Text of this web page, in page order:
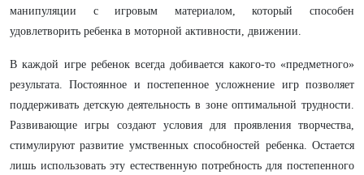
манипуляции с игровым материалом, который способен
удовлетворить ребенка в моторной активности, движении.
В каждой игре ребенок всегда добивается какого-то «предметного»
результата. Постоянное и постепенное усложнение игр позволяет
поддерживать детскую деятельность в зоне оптимальной трудности.
Развивающие игры создают условия для проявления творчества,
стимулируют развитие умственных способностей ребенка. Остается
лишь использовать эту естественную потребность для постепенного